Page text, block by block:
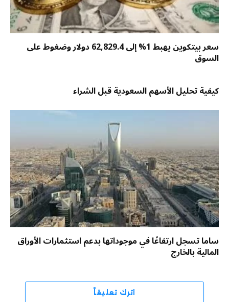
سعر بيتكوين يهبط 1% إلى 62,829.4 دولار وضغوط على
السوق
كيفية تحليل الأسهم السعودية قبل الشراء
ساما تسجل ارتفاعًا في موجوداتها بدعم استثمارات الأوراق
المالية بالخارج
اترك تعليقاً